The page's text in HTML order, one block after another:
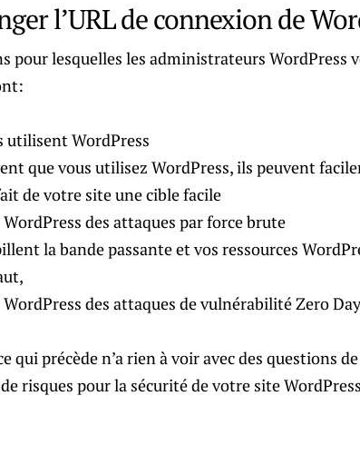
l’URL de connexion de
pour lesquelles les administrateurs WordPress
utilisent WordPress
que vous utilisez WordPress, ils peuvent
de votre site une cible facile
des attaques par force brute
la bande passante et vos ressources
des attaques de vulnérabilité Zero Day
qui précède n’a rien à voir avec des questions
risques pour la sécurité de votre site